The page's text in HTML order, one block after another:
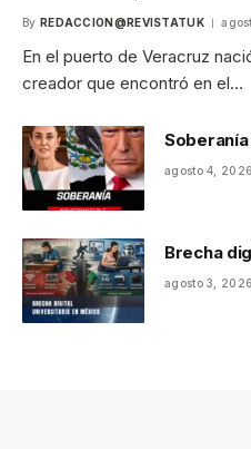
By REDACCION@REVISTATUK
En el puerto de Veracruz
creador que encontró en el…
agosto 4, 2026
Brecha
agosto 3, 2026